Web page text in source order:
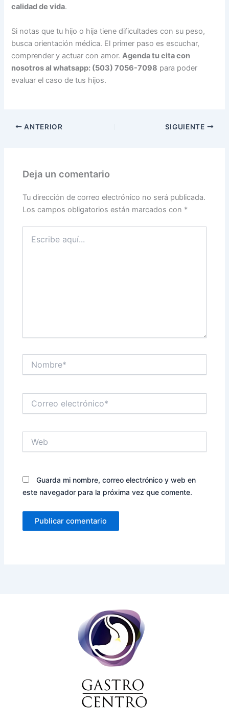
calidad de vida.
Si notas que tu hijo o hija tiene dificultades con su peso,
busca orientación médica. El primer paso es escuchar,
comprender y actuar con amor. Agenda tu cita con
nosotros al whatsapp: (503) 7056-7098 para poder
evaluar el caso de tus hijos.
ANTERIOR SIGUIENTE
Deja un comentario
Tu dirección de correo electrónico no será publicada.
Los campos obligatorios están marcados con *
aquí...
electrónico*
Guarda mi nombre, correo electrónico y web en
este navegador para la próxima vez que comente.